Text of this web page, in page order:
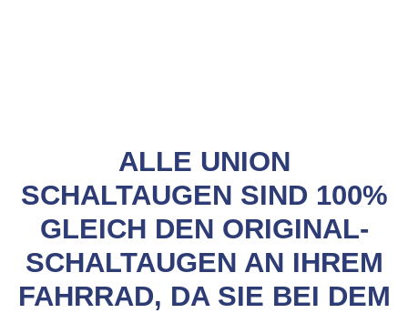
ALLE UNION
SCHALTAUGEN SIND 100%
GLEICH DEN ORIGINAL-
SCHALTAUGEN AN IHREM
FAHRRAD, DA SIE BEI DEM